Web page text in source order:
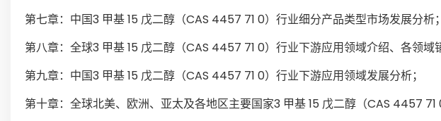
第七章：中国3 甲基 15 戊二醇（CAS 4457 71 0）行业细分产品类型市场发展分析；
第八章：全球3 甲基 15 戊二醇（CAS 4457 71 0）行业下游应用领域介绍、各领域
第九章：中国3 甲基 15 戊二醇（CAS 4457 71 0）行业下游应用领域发展分析；
第十章：全球北美、欧洲、亚太及各地区主要国家3 甲基 15 戊二醇（CAS 4457 71